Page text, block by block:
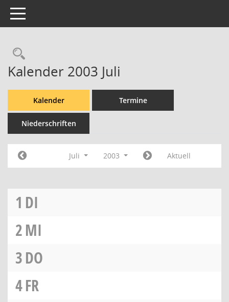
Toggle navigation
Rechercheauswahl
Kalender 2003 Juli
Kalender Termine
Niederschriften
Juli 2003 Aktuell
1 DI
2MI
3DO
4FR